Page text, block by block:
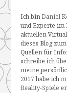
Ich binDaniel
und Experte im
aktuellen
dieses Blog
Quellen für
schreibe ich
meine
2017 habe ich
Reality-Spiele